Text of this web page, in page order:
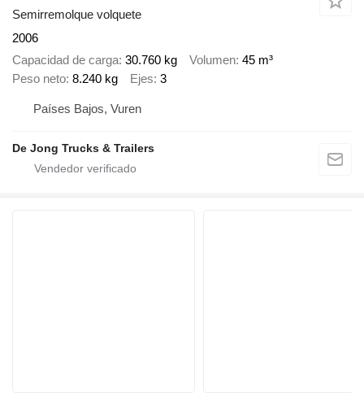
Semirremolque volquete
2006
Capacidad de carga 30.760 kg Volumen 45 m³
Peso neto 8.240 kg Ejes 3
Países Bajos, Vuren
De Jong Trucks & Trailers